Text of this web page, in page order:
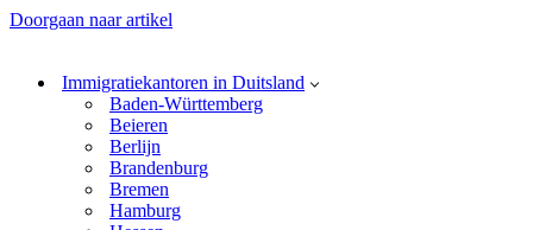
Doorgaan naar artikel
Immigratiekantoren in Duitsland
Baden-Württemberg
Beieren
Berlijn
Brandenburg
Bremen
Hamburg